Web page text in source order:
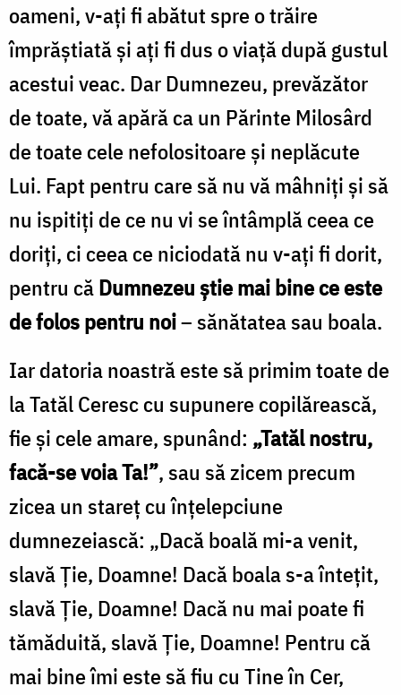
copilărească
/
Foto:
Bogdan
Zamfirescu
oameni, v-ați fi abătut spre o trăire
împrăștiată și ați fi dus o viață după gustul
acestui veac. Dar Dumnezeu, prevăzător
de toate, vă apără ca un Părinte Milosârd
de toate cele nefolositoare și neplăcute
Lui. Fapt pentru care să nu vă mâhniți și să
nu ispitiți de ce nu vi se întâmplă ceea ce
doriți, ci ceea ce niciodată nu v-ați fi dorit,
pentru căDumnezeu știe mai bine ce este
de folos pentru noi– sănătatea sau boala.
Iar datoria noastră este să primim toate de
la Tatăl Ceresc cu supunere copilărească,
fie și cele amare, spunând: „Tatăl nostru,
facă-se voia Ta!”, sau să zicem precum
zicea un stareț cu înțelepciune
dumnezeiască: „Dacă boală mi-a venit,
slavă Ție, Doamne! Dacă boala s-a întețit,
slavă Ție, Doamne! Dacă nu mai poate fi
tămăduită, slavă Ție, Doamne! Pentru că
mai bine îmi este să fiu cu Tine în Cer,